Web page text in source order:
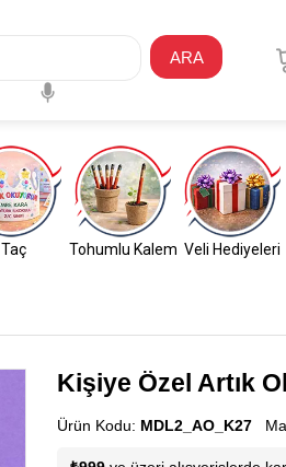
ARA
Taç Tohumlu Kalem Veli Hediyeleri
Kişiye Özel Artık
Ürün Kodu: MDL2_AO_K27